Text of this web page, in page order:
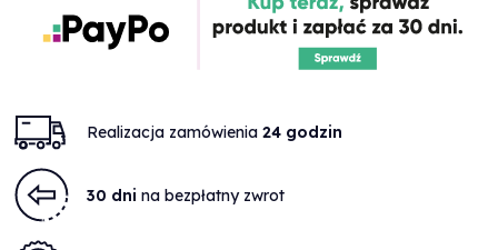
Realizacja zamówienia 24 godzin
30 dni na bezpłatny zwrot